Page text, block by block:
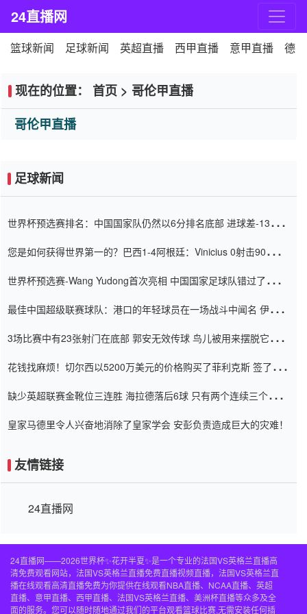
24直播网
篮球新闻 足球新闻 英超直播 西甲直播 意甲直播 德
现在的位置： 首页 > 哥伦甲直播
哥伦甲直播
足球新闻
世界杯预选赛排名：中国国家队仍然以6分排名底部 进球差-13令人
您是如何获得世界第一的？巴西1-4阿根廷：Vinicius 0射击90分钟
世界杯预选赛-Wang Yudong首次亮相 中国国家足球队错过了世界
最佳中国超级联赛球队：港口的年轻球员在一场战斗中闻名 伊万放
3场比赛中有23张射门在底部 郭安无效传球 鸟儿被用来摆脱它
花钱找麻烦！切尔西以5200万美元的价格购买了菲利克斯 签了7年
缺少英超联赛金靴位三连胜 海拉德落后6球 只有两个连续三个连续
皇家马德里令人兴奋地消除了皇家学会 安彭负责造成巨大的灾难！
友情链接
24直播网
24直播网——2026世界杯✨花开半夏✨是一个专业的法国VS英格兰直播高
清免费观看网站，法国VS英格兰直播免费直播视频直播，法国VS英格兰直
播在线观看高清直播免费为你提供在线观看NBA直播、NCAA直播、英超
直播、意甲直播、西甲直播、法国VS英格兰直播、美洲杯直播等众多及全
面的服务。您可以随时随地通过我们的平台观看篮球比赛,无需安装任何插